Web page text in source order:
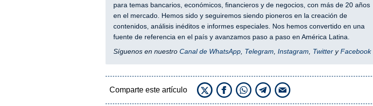
para temas bancarios, económicos, financieros y de negocios, con más de 20 años
en el mercado. Hemos sido y seguiremos siendo pioneros en la creación de
contenidos, análisis inéditos e informes especiales. Nos hemos convertido en una
fuente de referencia en el país y avanzamos paso a paso en América Latina.
Síguenos en nuestro Canal de WhatsApp, Telegram Instagram TwitteryFacebook
Comparte este artículo